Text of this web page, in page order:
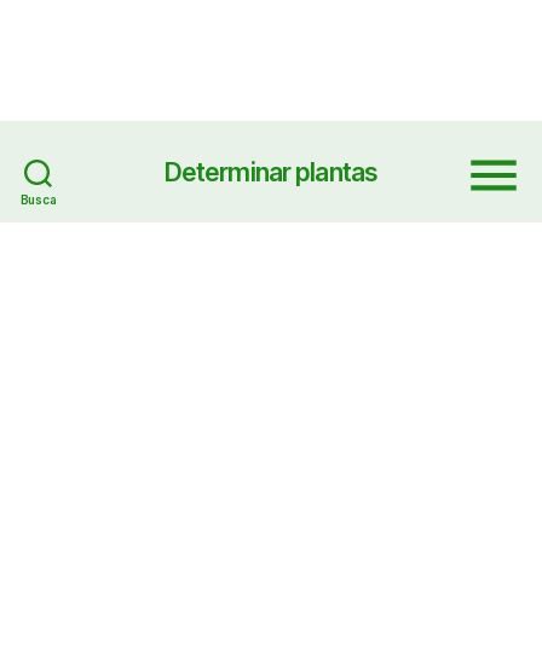
Busca
Determinar plantas Menu